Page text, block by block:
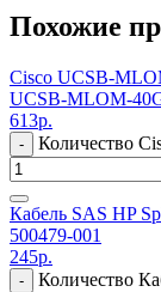
Похожие
Cisco UCSB-
UCSB-MLOM-
613р.
- Количество
Кабель SAS HP
500479-001
245р.
-
Количество